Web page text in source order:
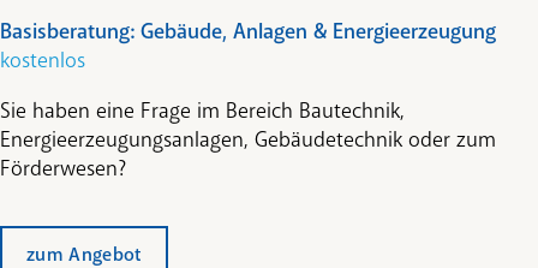
Basisberatung: Gebäude, Anlagen & Energieerzeugung
kostenlos
Sie haben eine Frage im Bereich Bautechnik,
Energieerzeugungsanlagen, Gebäudetechnik oder zum
Förderwesen?
zum Angebot